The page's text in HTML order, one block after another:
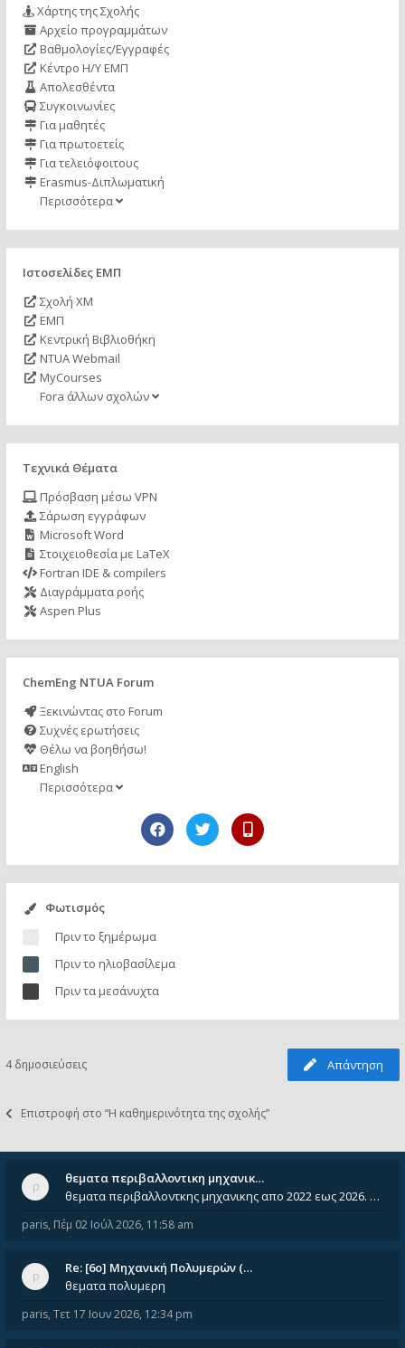
Χάρτης της Σχολής
Αρχείο προγραμμάτων
Βαθμολογίες/Εγγραφές
Κέντρο Η/Υ ΕΜΠ
Απολεσθέντα
Συγκοινωνίες
Για μαθητές
Για πρωτοετείς
Για τελειόφοιτους
Erasmus-Διπλωματική
Περισσότερα
Ιστοσελίδες ΕΜΠ
Σχολή ΧΜ
ΕΜΠ
Κεντρική Βιβλιοθήκη
NTUA Webmail
MyCourses
Fora άλλων σχολών
Τεχνικά Θέματα
Πρόσβαση μέσω VPN
Σάρωση εγγράφων
Microsoft Word
Στοιχειοθεσία με LaTeX
Fortran IDE & compilers
Διαγράμματα ροής
Aspen Plus
ChemEng NTUA Forum
Ξεκινώντας στο Forum
Συχνές ερωτήσεις
Θέλω να βοηθήσω!
English
Περισσότερα
Φωτισμός
Πριν το ξημέρωμα
Πριν το ηλιοβασίλεμα
Πριν τα μεσάνυχτα
4 δημοσιεύσεις Απάντηση
Επιστροφή στο “Η καθημερινότητα της σχολής”
θεματα περιβαλλοντικη μηχανικ…
θεματα περιβαλλοντκης μηχανικης απο 2022 εως 2026. Δεν ειναι μεσα του Σεπτεμβιου του 2025. Αν τα εχει καποιος ας τα ανε
paris, Πέμ 02 Ιούλ 2026, 11:58 am
Re: [6o] Mηχανική Πολυμερών (…
θεματα πολυμερη
paris, Τετ 17 Ιουν 2026, 12:34 pm